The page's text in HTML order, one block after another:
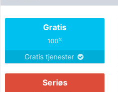
Gratis
100%
Gratis tjenester
Seriøs